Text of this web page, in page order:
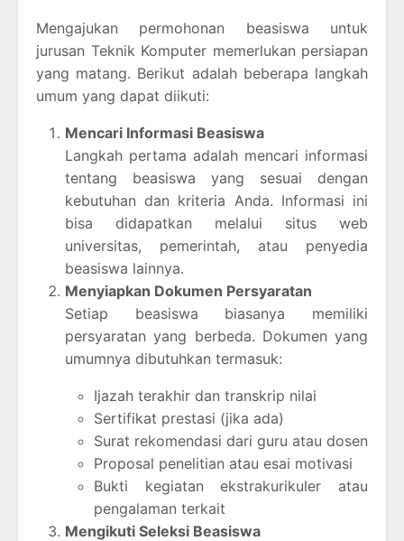
Mengajukan permohonan beasiswa untuk
jurusan Teknik Komputer memerlukan persiapan
yang matang. Berikut adalah beberapa langkah
umum yang dapat diikuti:
Mencari Informasi Beasiswa
Langkah pertama adalah mencari informasi
tentang beasiswa yang sesuai dengan
kebutuhan dan kriteria Anda. Informasi ini
bisa didapatkan melalui situs web
universitas, pemerintah, atau penyedia
beasiswa lainnya.
Menyiapkan Dokumen Persyaratan
Setiap beasiswa biasanya memiliki
persyaratan yang berbeda. Dokumen yang
umumnya dibutuhkan termasuk:
Ijazah terakhir dan transkrip nilai
Sertifikat prestasi (jika ada)
Surat rekomendasi dari guru atau dosen
Proposal penelitian atau esai motivasi
Bukti kegiatan ekstrakurikuler atau
pengalaman terkait
Mengikuti Seleksi Beasiswa